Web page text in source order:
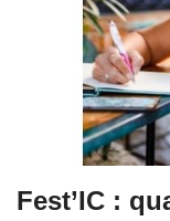
Fest’IC :